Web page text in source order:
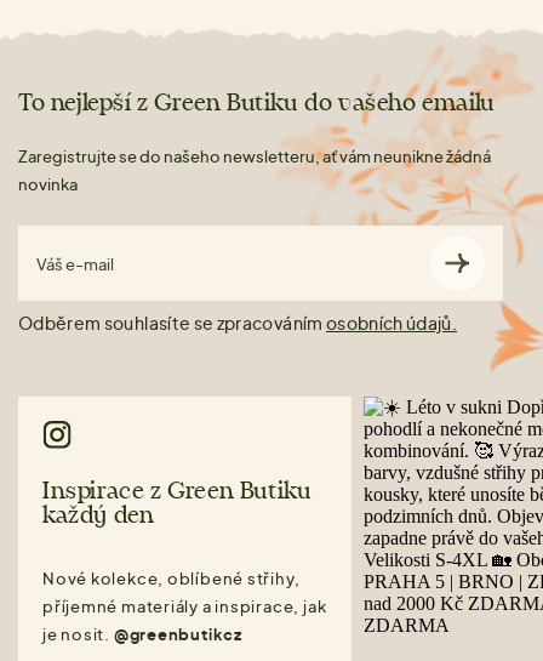
To nejlepší z Green Butiku do vašeho emailu
Zaregistrujte se do našeho newsletteru, ať vám neunikne žádná
novinka
Váš e-mail
Odběrem souhlasíte se zpracováním osobních údajů.
Inspirace z Green Butiku
každý den
Nové kolekce, oblíbené střihy,
příjemné materiály a inspirace, jak
je nosit. @greenbutikcz